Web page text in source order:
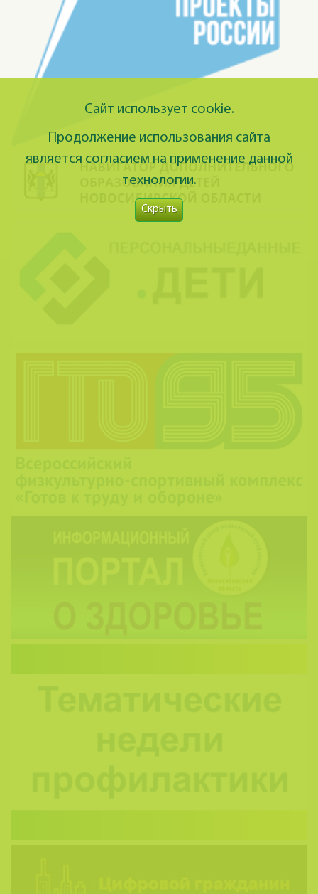
Сайт использует cookie.
Продолжение использования сайта
является согласием на применение данной
технологии.
Скрыть